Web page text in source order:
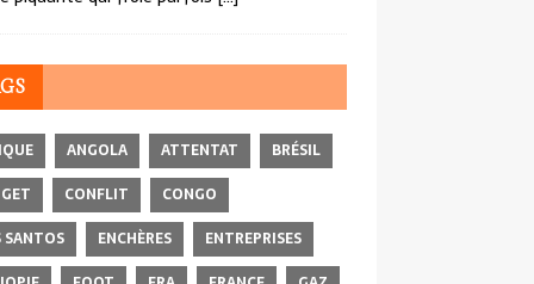
ANGOLA ATTENTAT
BRÉSIL
CONFLIT
CONGO
SANTOS
ENCHÈRES
ENTREPRISES